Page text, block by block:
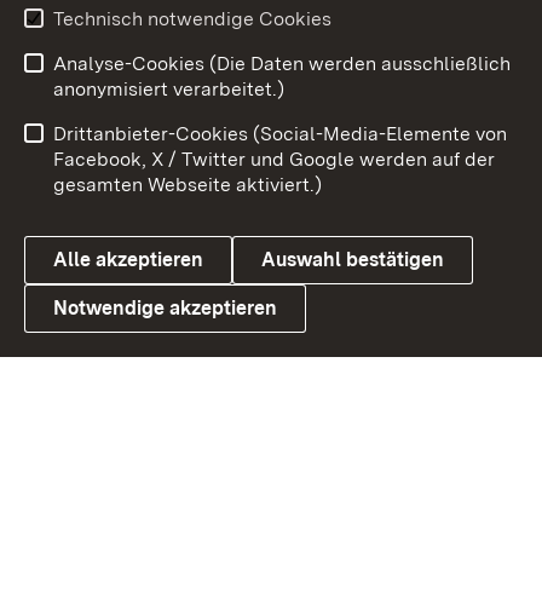
Link zum Landesportal
Impressum
Kontakt
Barrierefreiheit
Datenschutz
Cookies
Technisch notwendige Cookies
Analyse-Cookies (Die Daten werden ausschließlich
anonymisiert verarbeitet.)
Drittanbieter-Cookies (Social-Media-Elemente von
Facebook, X / Twitter und Google werden auf der
gesamten Webseite aktiviert.)
Alle akzeptieren Auswahl bestätigen
Notwendige akzeptieren